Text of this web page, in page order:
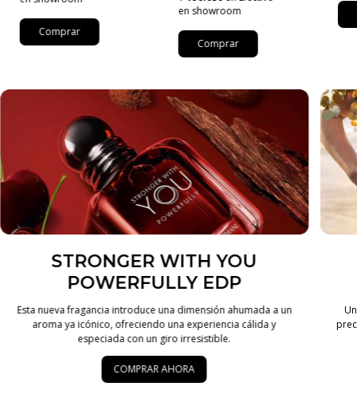
Comprar
Comprar
STRONGER WITH YOU
POWERFULLY EDP
Esta nueva fragancia introduce una dimensión ahumada a un
aroma ya icónico, ofreciendo una experiencia cálida y
especiada con un giro irresistible.
COMPRAR AHORA